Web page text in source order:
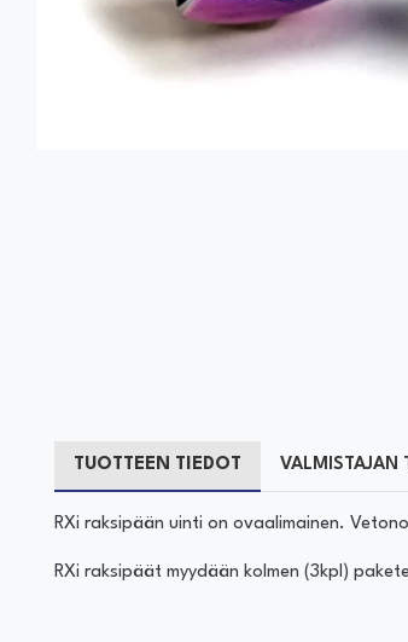
TUOTTEEN TIEDOT VALMISTAJAN
RXi raksipään uinti on ovaalimainen.
RXi raksipäät myydään kolmen (3kpl)